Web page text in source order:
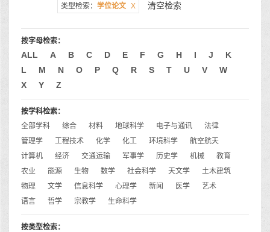
类型检索： 学位论文 X 清空检索
按字母检索：
ALL A B C D E F G H I J
K
L
M N O P Q R S T U V
W
X
Y Z
按学科检索：
全部学科
综合 材料 地球科学 电子与通讯
法律
管理学
工程技术 化学 化工 环境科学
航空航天
计算机
经济 交通运输 军事学 历史学 机械
教育
农业
能源 生物 数学 社会科学 天文学
土木建筑
物理
文学 信息科学 心理学 新闻 医学
艺术
语言
哲学 宗教学 生命科学
按类型检索：